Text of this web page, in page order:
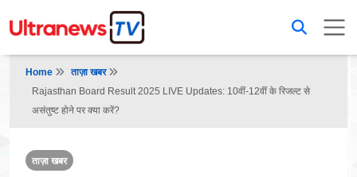
Home
ताज़ा खबर
Rajasthan Board Result 2025 LIVE Updates: 10वीं-12वीं के रिजल्ट से
असंतुष्ट होने पर क्या करें?
ताज़ा खबर